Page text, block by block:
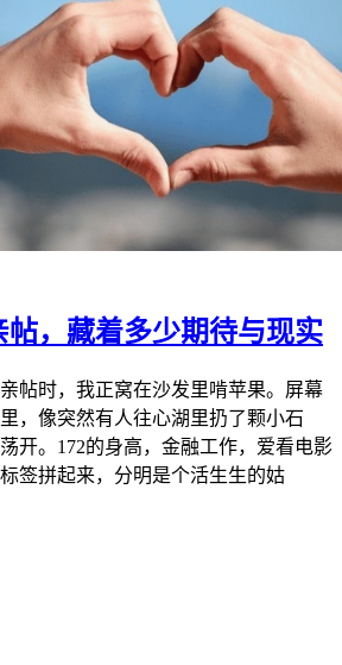
帖，藏着多少期待与现实
帖时，我正窝在沙发里啃苹果。屏幕
里，像突然有人往心湖里扔了颗小石
开。172的身高，金融工作，爱看电影
签拼起来，分明是个活生生的姑